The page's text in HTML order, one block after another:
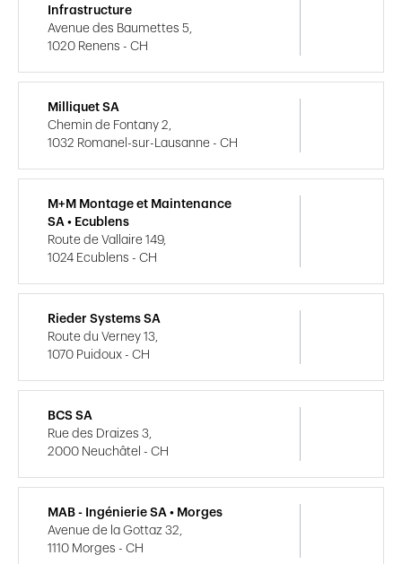
Infrastructure
Avenue des Baumettes 5,
1020 Renens - CH
Milliquet SA
Chemin de Fontany 2,
1032 Romanel-sur-Lausanne - CH
M+M Montage et Maintenance
SA • Ecublens
Route de Vallaire 149,
1024 Ecublens - CH
Rieder Systems SA
Route du Verney 13,
1070 Puidoux - CH
BCS SA
Rue des Draizes 3,
2000 Neuchâtel - CH
MAB - Ingénierie SA • Morges
Avenue de la Gottaz 32,
1110 Morges - CH